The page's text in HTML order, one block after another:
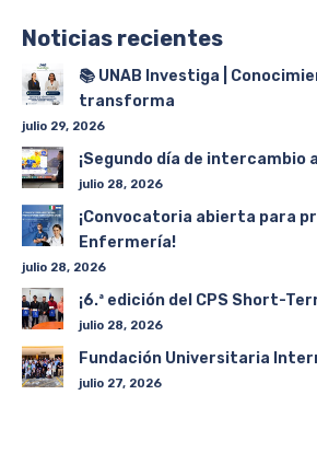
Noticias recientes
📚 UNAB Investiga |
transforma
julio 29, 2026
¡Segundo día de intercambio
julio 28, 2026
¡Convocatoria abierta para
Enfermería!
julio 28, 2026
¡6.ª edición del CPS Short-
julio 28, 2026
Fundación Universitaria
julio 27, 2026